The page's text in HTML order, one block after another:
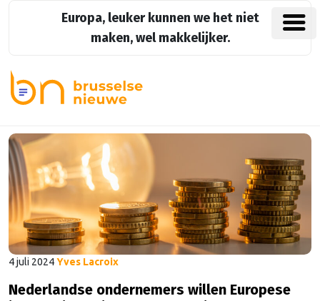
Europa, leuker kunnen we het niet
maken, wel makkelijker.
4 juli 2024Yves Lacroix
Nederlandse ondernemers willen Europese